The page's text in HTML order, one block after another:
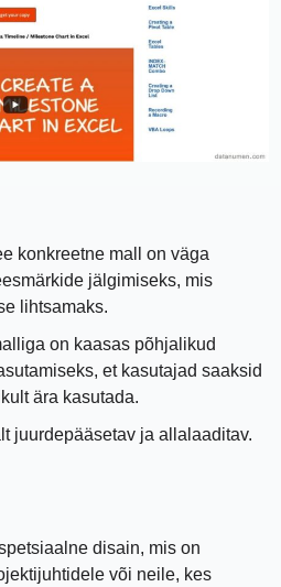
konkreetne mall on väga
jälgimiseks, mis
lihtsamaks.
on kaasas põhjalikud
et kasutajad saaksid
ära kasutada.
juurdepääsetav ja allalaaditav.
disain, mis on
või neile, kes